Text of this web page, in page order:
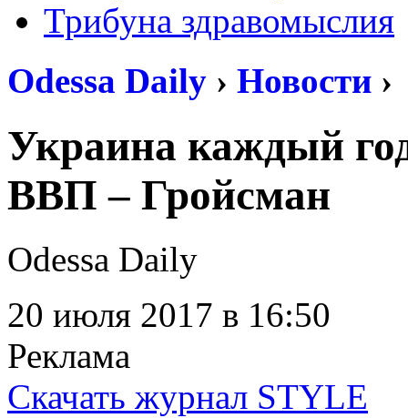
Трибуна здравомыслия
Odessa Daily › Новости ›
Украина каждый
ВВП – Гройсман
Odessa Daily
20 июля 2017 в 16:50
Реклама
Скачать журнал STYLE